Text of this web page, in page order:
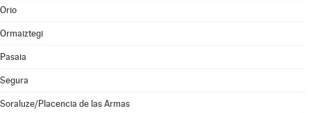
Orio
Ormaiztegi
Pasaia
Segura
Soraluze/Placencia de las Armas